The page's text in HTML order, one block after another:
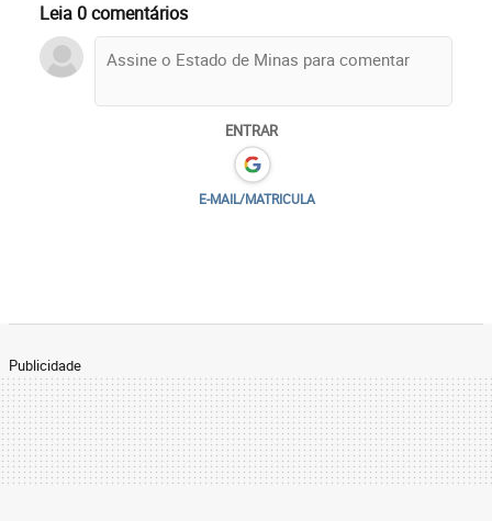
Leia 0 comentários
ENTRAR
E-MAIL/MATRICULA
Publicidade